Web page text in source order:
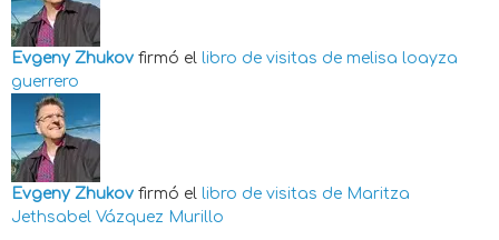
Evgeny Zhukov firmó el libro de visitas de melisa loayza
guerrero
Evgeny Zhukov firmó el libro de visitas de Maritza
Jethsabel Vázquez Murillo